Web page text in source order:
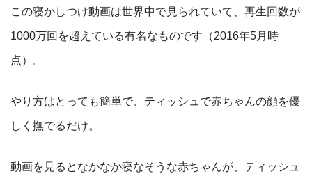
この寝かしつけ動画は世界中で見られていて、再生回数が
1000万回を超えている有名なものです（2016年5月時
点）。
やり方はとっても簡単で、ティッシュで赤ちゃんの顔を優
しく撫でるだけ。
動画を見るとなかなか寝なそうな赤ちゃんが、ティッシュ